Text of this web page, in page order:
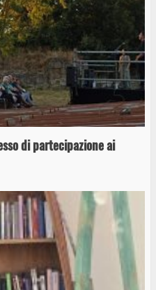
di partecipazione ai